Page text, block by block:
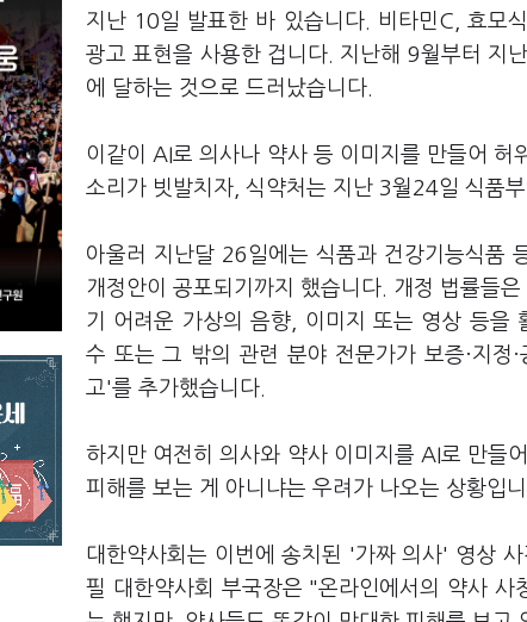
지난 10일 발표한 바 있습니다. 비타민C, 효모
광고 표현을 사용한 겁니다. 지난해 9월부터 지
에 달하는 것으로 드러났습니다.
이같이 AI로 의사나 약사 등 이미지를 만들어
소리가 빗발치자, 식약처는 지난 3월24일 식품
아울러 지난달 26일에는 식품과 건강기능식품
개정안이 공포되기까지 했습니다. 개정 법률들
기 어려운 가상의 음향, 이미지 또는 영상 등을
수 또는 그 밖의 관련 분야 전문가가 보증·지정
고'를 추가했습니다.
하지만 여전히 의사와 약사 이미지를 AI로 만들
피해를 보는 게 아니냐는 우려가 나오는 상황입니
대한약사회는 이번에 송치된 '가짜 의사' 영상
필 대한약사회 부국장은 "온라인에서의 약사